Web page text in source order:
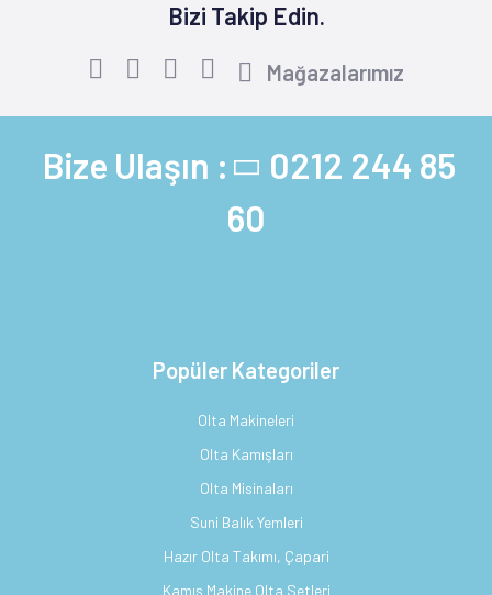
Bizi Takip Edin.
Mağazalarımız
Bize Ulaşın : 0212 244 85
60
Popüler Kategoriler
Olta Makineleri
Olta Kamışları
Olta Misinaları
Suni Balık Yemleri
Hazır Olta Takımı, Çapari
Kamış Makine Olta Setleri